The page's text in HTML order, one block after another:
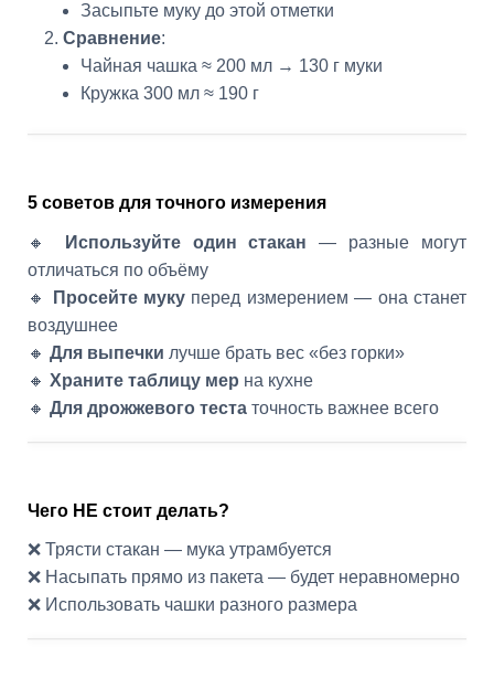
Засыпьте муку до этой отметки
Сравнение:
Чайная чашка ≈ 200 мл → 130 г муки
Кружка 300 мл ≈ 190 г
5 советов для точного измерения
🔸 Используйте один стакан — разные могут
отличаться по объёму
🔸
Просейте муку перед измерением — она станет
воздушнее
🔸 Для выпечки лучше брать вес «без горки»
🔸 Храните таблицу мер на кухне
🔸 Для дрожжевого теста точность важнее всего
Чего НЕ стоит делать?
❌ Трясти стакан — мука утрамбуется
❌ Насыпать прямо из пакета — будет неравномерно
❌ Использовать чашки разного размера